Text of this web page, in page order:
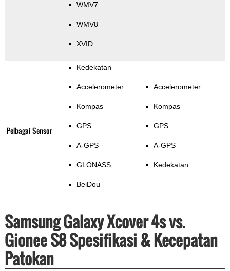
WMV7
WMV8
XVID
Pelbagai Sensor
Kedekatan
Accelerometer
Kompas
GPS
A-GPS
GLONASS
BeiDou
Accelerometer
Kompas
GPS
A-GPS
Kedekatan
Samsung Galaxy Xcover 4s vs.
Gionee S8 Spesifikasi & Kecepatan
Patokan